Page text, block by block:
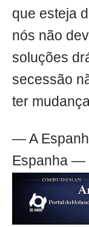
que esteja
nós não
soluções
secessão
ter
— A
Espanha —